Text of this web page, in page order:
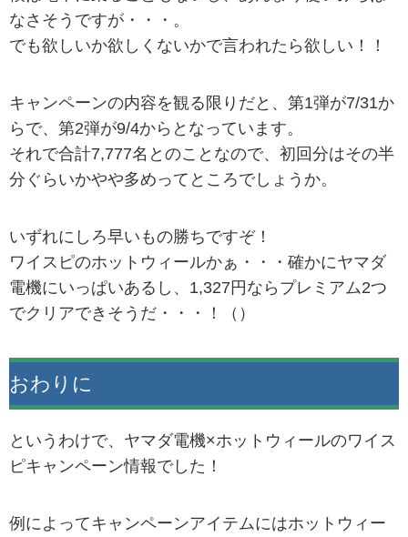
なさそうですが・・・。
でも欲しいか欲しくないかで言われたら欲しい！！
キャンペーンの内容を観る限りだと、第1弾が7/31か
らで、第2弾が9/4からとなっています。
それで合計7,777名とのことなので、初回分はその半
分ぐらいかやや多めってところでしょうか。
いずれにしろ早いもの勝ちですぞ！
ワイスピのホットウィールかぁ・・・確かにヤマダ
電機にいっぱいあるし、1,327円ならプレミアム2つ
でクリアできそうだ・・・！（）
おわりに
というわけで、ヤマダ電機×ホットウィールのワイス
ピキャンペーン情報でした！
例によってキャンペーンアイテムにはホットウィー